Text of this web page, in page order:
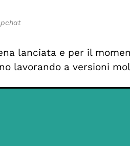
lanciata e per il
lavorando a versioni